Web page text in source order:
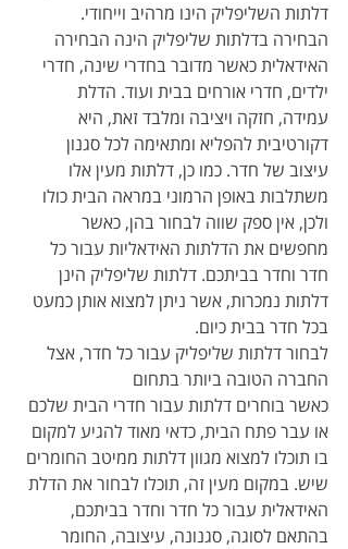
דלתות השליפליק הינו מרהיב וייחודי.
הבחירה בדלתות שליפליק הינה הבחירה
האידאלית כאשר מדובר בחדרי שינה, חדרי
ילדים, חדרי אורחים בבית ועוד. הדלת
עמידה, חזקה ויציבה ומלבד זאת, היא
דקורטיבית להפליא ומתאימה לכל סגנון
עיצוב של חדר. כמו כן, דלתות מעין אלו
משתלבות באופן הרמוני במראה הבית כולו
ולכן, אין ספק שווה לבחור בהן, כאשר
מחפשים את הדלתות האידאליות עבור כל
חדר וחדר בביתכם. דלתות שליפליק הינן
דלתות נמכרות, אשר ניתן למצוא אותן כמעט
בכל חדר בבית כיום.
לבחור דלתות שליפליק עבור כל חדר, אצל
החברה הטובה ביותר בתחום
כאשר בוחרים דלתות עבור חדרי הבית שלכם
או עבר פתח הבית, כדאי מאוד להגיע למקום
בו תוכלו למצוא מגוון דלתות ממיטב החומרים
שיש. במקום מעין זה, תוכלו לבחור את הדלת
האידאלית עבור כל חדר וחדר בביתכם,
בהתאם לסוגה, סגנונה, עיצובה, החומר